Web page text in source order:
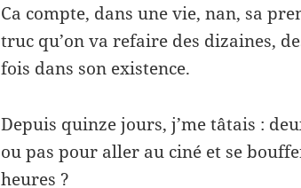
Ca compte, dans une vie, nan, sa
truc qu’on va refaire des dizaines,
fois dans son existence.
Depuis quinze jours, j’me tâtais :
ou pas pour aller au ciné et se
heures ?